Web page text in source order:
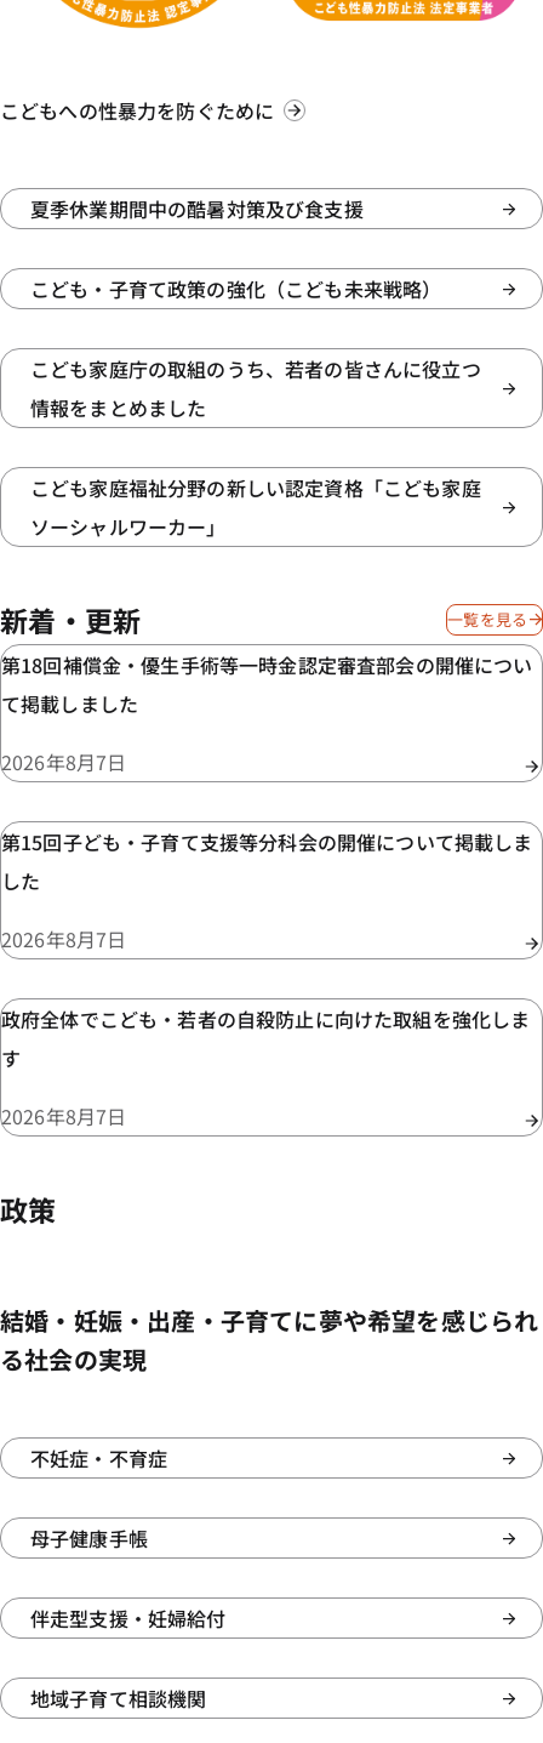
こどもへの性暴力を防ぐために
夏季休業期間中の酷暑対策及び食支援
こども・子育て政策の強化（こども未来戦略）
こども家庭庁の取組のうち、若者の皆さんに役立つ
情報をまとめました
こども家庭福祉分野の新しい認定資格「こども家庭
ソーシャルワーカー」
新着・更新 一覧を見る
第18回補償金・優生手術等一時金認定審査部会の開催につい
て掲載しました
2026年8月7日
第15回子ども・子育て支援等分科会の開催について掲載しま
した
2026年8月7日
政府全体でこども・若者の自殺防止に向けた取組を強化しま
す
2026年8月7日
政策
結婚・妊娠・出産・子育てに夢や希望を感じられ
る社会の実現
不妊症・不育症
母子健康手帳
伴走型支援・妊婦給付
地域子育て相談機関